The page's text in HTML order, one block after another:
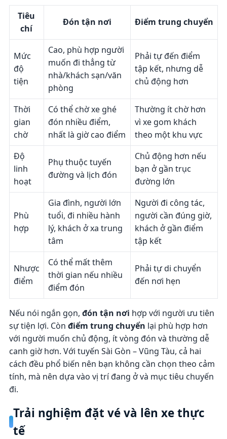
Tiêu
chí
Đón tận nơi Điểm trung chuyển
Mức
độ
tiện
Cao, phù hợp người
muốn đi thẳng từ
nhà/khách sạn/văn
phòng
Phải tự đến điểm
tập kết, nhưng dễ
chủ động hơn
Thời
gian
chờ
Có thể chờ xe ghé
đón nhiều điểm,
nhất là giờ cao điểm
Thường ít chờ hơn
vì xe gom khách
theo một khu vực
Độ
linh
hoạt
Phụ thuộc tuyến
đường và lịch đón
Chủ động hơn nếu
bạn ở gần trục
đường lớn
Phù
hợp
Gia đình, người lớn
tuổi, đi nhiều hành
lý, khách ở xa trung
tâm
Người đi công tác,
người cần đúng giờ,
khách ở gần điểm
tập kết
Nhược
điểm
Có thể mất thêm
thời gian nếu nhiều
điểm đón
Phải tự di chuyển
đến nơi hẹn
Nếu nói ngắn gọn, đón tận nơi hợp với người ưu tiên
sự tiện lợi. Còn điểm trung chuyển lại phù hợp hơn
với người muốn chủ động, ít vòng đón và thường dễ
canh giờ hơn. Với tuyến Sài Gòn – Vũng Tàu, cả hai
cách đều phổ biến nên bạn không cần chọn theo cảm
tính, mà nên dựa vào vị trí đang ở và mục tiêu chuyến
đi.
Trải nghiệm đặt vé và lên xe thực
tế